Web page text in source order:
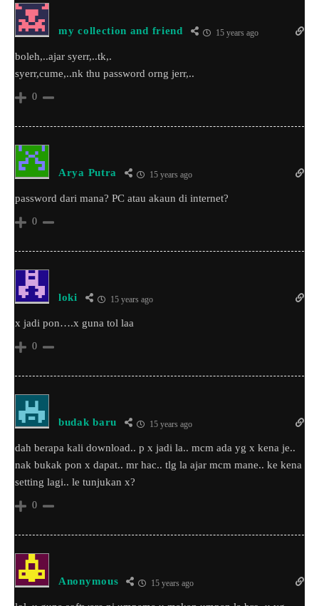
my collection and friend 15 years ago
boleh,..ajar syerr,..tk,.
syerr,cume,..nk thu password orng jerr,..
0
Arya Putra 15 years ago
password dari mana? PC atau akaun di internet?
0
loki 15 years ago
x jadi pon….x guna tol laa
0
budak baru 15 years ago
dah berapa kali download.. p x jadi la.. mcm ada yg x kena je..
nak bukak pon x dapat.. mr hac.. tlg la ajar mcm mane.. ke kena
setting lagi.. le tunjukan x?
0
Anonymous 15 years ago